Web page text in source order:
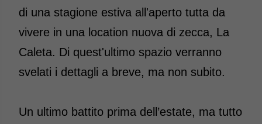
di una stagione estiva all'aperto tutta da
vivere in una location nuova di zecca, La
Caleta. Di quest'ultimo spazio verranno
svelati i dettagli a breve, ma non subito.
Un ultimo battito prima dell’estate, ma tutto